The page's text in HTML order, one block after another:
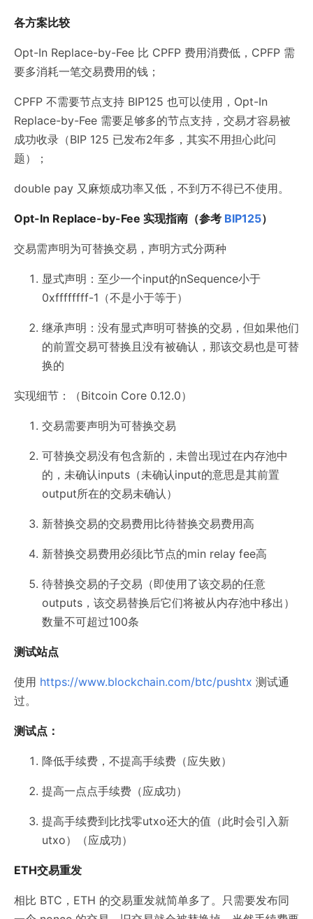
各方案比较
Opt-In Replace-by-Fee 比 CPFP 费用消费低，CPFP 需
要多消耗一笔交易费用的钱；
CPFP 不需要节点支持 BIP125 也可以使用，Opt-In
Replace-by-Fee 需要足够多的节点支持，交易才容易被
成功收录（BIP 125 已发布2年多，其实不用担心此问
题）；
double pay 又麻烦成功率又低，不到万不得已不使用。
Opt-In Replace-by-Fee 实现指南（参考 BIP125）
交易需声明为可替换交易，声明方式分两种
显式声明：至少一个input的nSequence小于
0xffffffff-1（不是小于等于）
继承声明：没有显式声明可替换的交易，但如果他们
的前置交易可替换且没有被确认，那该交易也是可替
换的
实现细节：（Bitcoin Core 0.12.0）
交易需要声明为可替换交易
可替换交易没有包含新的，未曾出现过在内存池中
的，未确认inputs（未确认input的意思是其前置
output所在的交易未确认）
新替换交易的交易费用比待替换交易费用高
新替换交易费用必须比节点的min relay fee高
待替换交易的子交易（即使用了该交易的任意
outputs，该交易替换后它们将被从内存池中移出）
数量不可超过100条
测试站点
使用 https://www.blockchain.com/btc/pushtx 测试通
过。
测试点：
降低手续费，不提高手续费（应失败）
提高一点点手续费（应成功）
提高手续费到比找零utxo还大的值（此时会引入新
utxo）（应成功）
ETH交易重发
相比 BTC，ETH 的交易重发就简单多了。只需要发布同